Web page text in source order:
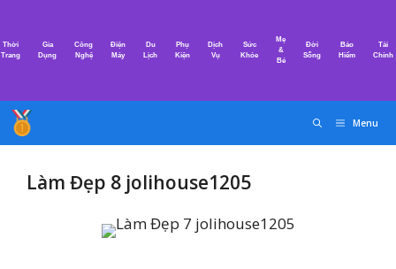
nội
Thời
Trang
Gia
Dụng
Công
Nghệ
Điện
Máy
Du
Lịch
Phụ
Kiện
Dịch
Vụ
Sức
Khỏe
Mẹ
&
Bé
Đời
Sống
Bảo
Hiểm
Tài
Chính
Menu
Làm Đẹp 8 jolihouse1205